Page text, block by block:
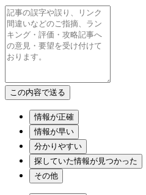
情報が正確
情報が早い
分かりやすい
探していた情報が見つかった
その他